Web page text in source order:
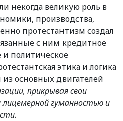
некогда великую роль в
производства,
протестантизм создал
с ним кредитное
и политическое
этика и логика
из основных двигателей
прикрывая свои
гуманностью и